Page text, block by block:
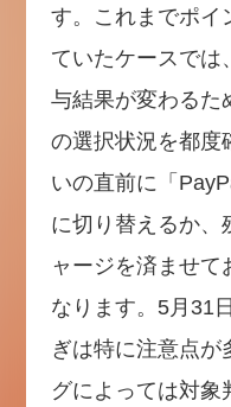
す。これまでポイ
ていたケースでは
与結果が変わるた
の選択状況を都度
いの直前に「
に切り替えるか、
ャージを済ませて
なります。5月31
ぎは特に注意点が
グによっては対象